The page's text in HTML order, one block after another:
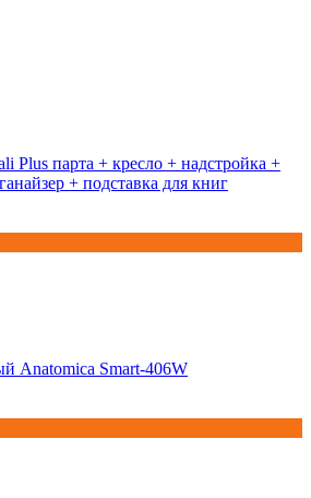
Plus парта + кресло + надстройка +
+ подставка для книг
Anatomica Smart-406W